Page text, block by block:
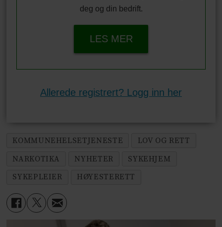
deg og din bedrift.
LES MER
Allerede registrert? Logg inn her
KOMMUNEHELSETJENESTE
LOV OG RETT
NARKOTIKA
NYHETER
SYKEHJEM
SYKEPLEIER
HØYESTERETT